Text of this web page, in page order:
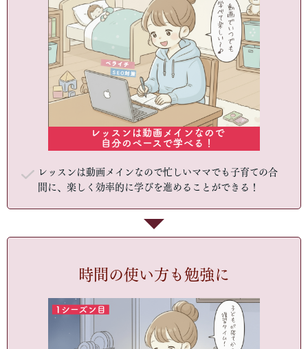
レッスンは動画メインなので忙しいママでも子育ての合
間に、楽しく効率的に学びを進めることができる！
時間の使い方も勉強に